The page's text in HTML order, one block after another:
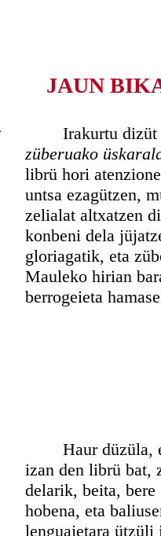
JAUN
Irakurtu dizüt
züberuako
librü hori
untsa ezagützen,
zelialat altxatzen
konbeni dela
gloriagatik, eta
Mauleko hirian
berrogeieta
Haur düzüla,
izan den librü bat,
delarik, beita,
hobena, eta
lenguajetara ützüli